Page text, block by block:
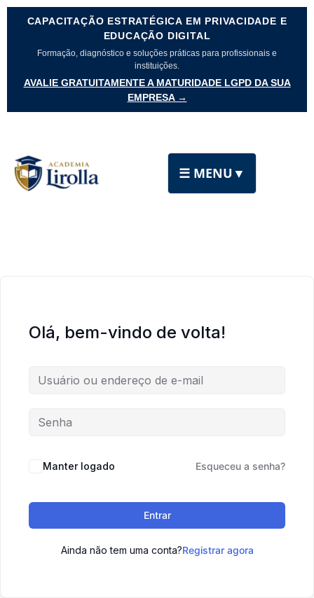
CAPACITAÇÃO ESTRATÉGICA EM PRIVACIDADE E
EDUCAÇÃO DIGITAL
Formação, diagnóstico e soluções práticas para profissionais e
instituições.
AVALIE GRATUITAMENTE A MATURIDADE LGPD DA SUA
EMPRESA →
☰ MENU ▼
Olá, bem-vindo de volta!
Manter logado Esqueceu a senha?
Entrar
Ainda não tem uma conta?Registrar agora